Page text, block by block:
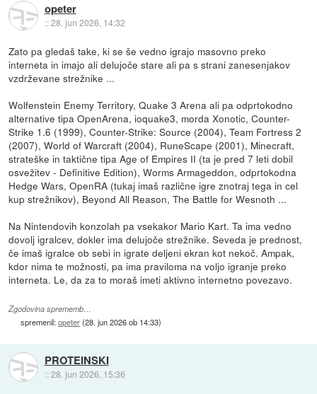
opeter
::28. jun 2026, 14:32
Zato pa gledaš take, ki se še vedno igrajo masovno preko
interneta in imajo ali delujoče stare ali pa s strani zanesenjakov
vzdrževane strežnike ...
Wolfenstein Enemy Territory, Quake 3 Arena ali pa odprtokodno
alternative tipa OpenArena, ioquake3, morda Xonotic, Counter-
Strike 1.6 (1999), Counter-Strike: Source (2004), Team Fortress 2
(2007), World of Warcraft (2004), RuneScape (2001), Minecraft,
strateške in taktične tipa Age of Empires II (ta je pred 7 leti dobil
osvežitev - Definitive Edition), Worms Armageddon, odprtokodna
Hedge Wars, OpenRA (tukaj imaš različne igre znotraj tega in cel
kup strežnikov), Beyond All Reason, The Battle for Wesnoth ...
Na Nintendovih konzolah pa vsekakor Mario Kart. Ta ima vedno
dovolj igralcev, dokler ima delujoče strežnike. Seveda je prednost,
če imaš igralce ob sebi in igrate deljeni ekran kot nekoč. Ampak,
kdor nima te možnosti, pa ima praviloma na voljo igranje preko
interneta. Le, da za to moraš imeti aktivno internetno povezavo.
Zgodovina sprememb…
spremenil:opeter(28. jun 2026 ob 14:33)
PROTEINSKI
::28. jun 2026, 15:36